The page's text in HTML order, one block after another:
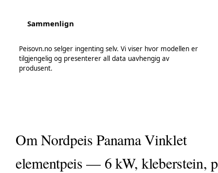
Sammenlign
Peisovn.no selger ingenting selv. Vi viser hvor modellen er
tilgjengelig og presenterer all data uavhengig av
produsent.
Om Nordpeis Panama Vinklet
elementpeis — 6 kW, kleberstein,